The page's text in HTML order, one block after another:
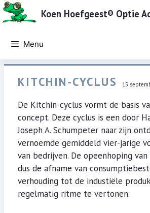
Ga
naar
inhoud
Koen Hoefgeest® Optie
Menu
KITCHIN-CYCLUS 15
De Kitchin-cyclus vormt de basis
concept. Deze cyclus is een door
Joseph A. Schumpeter naar zijn
vernoemde gemiddeld vier-jarige
van bedrijven. De opeenhoping
dus de afname van
verhouding tot de industiële
regelmatig ritme te vertonen.